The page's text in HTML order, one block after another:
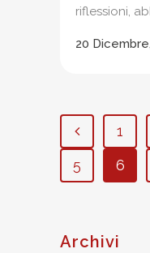
riflessioni,
20
1
5
6
Archivi